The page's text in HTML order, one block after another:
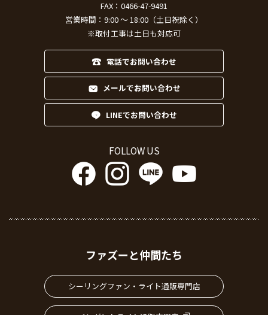
※取付工事は土日も対応可
電話でお問い合わせ
メールでお問い合わせ
LINEでお問い合わせ
FOLLOW US
シーリングファン・ライト通販専門店
ペンダントライト通販専門店